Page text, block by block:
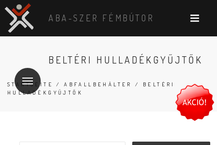
ABA-SZER FÉMBÚTOR
BELTÉRI HULLADÉKGYŰJTŐK
STARTSEITE /ABFALLBEHÄLTER
/ BELTÉRI
HULLADÉKGYŰJTŐK